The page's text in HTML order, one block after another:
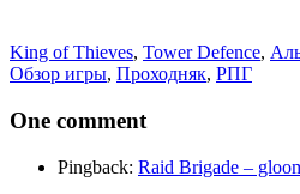
King of Thieves, Tower Defence,
Обзор игры, Проходняк, РПГ
One comment
Pingback: Raid Brigade –